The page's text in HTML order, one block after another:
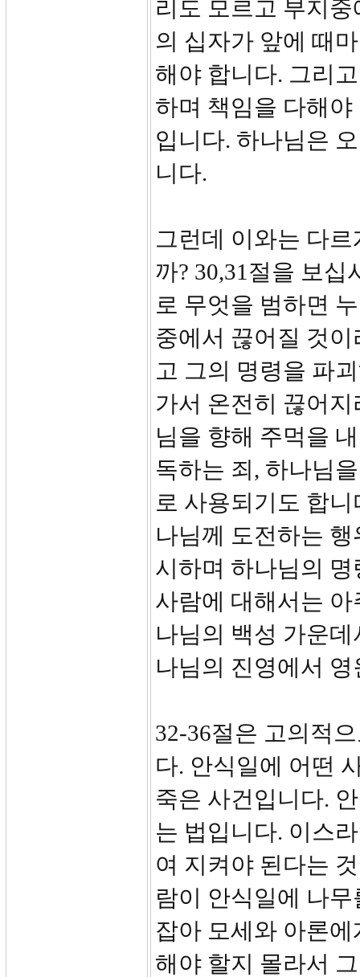
리도 모르고 부지
의 십자가 앞에 때
해야 합니다. 그리
하며 책임을 다해
입니다. 하나님은
니다.
그런데 이와는 다
까? 30,31절을 보
로 무엇을 범하면
중에서 끊어질 것
고 그의 명령을 파
가서 온전히 끊어
님을 향해 주먹을
독하는 죄, 하나님
로 사용되기도 합
나님께 도전하는
시하며 하나님의
사람에 대해서는
나님의 백성 가운
나님의 진영에서
32-36절은 고의적
다. 안식일에 어떤
죽은 사건입니다.
는 법입니다. 이스
여 지켜야 된다는
람이 안식일에 나
잡아 모세와 아론
해야 할지 몰라서